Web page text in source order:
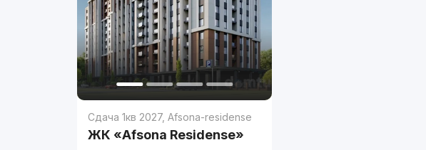
Сдача 1кв 2027,Afsona-residense
ЖК «Afsona Residense»